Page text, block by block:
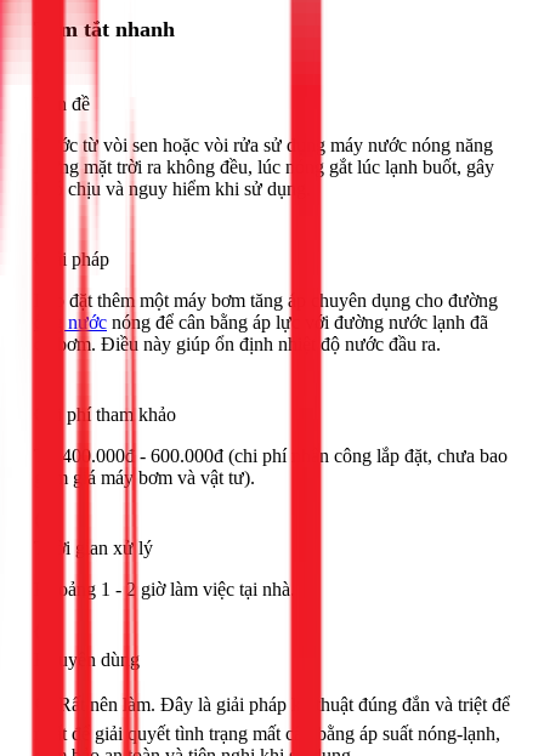
Tóm tắt nhanh
Vấn đề
Nước từ vòi sen hoặc vòi rửa sử dụng máy nước nóng năng
lượng mặt trời ra không đều, lúc nóng gắt lúc lạnh buốt, gây
khó chịu và nguy hiểm khi sử dụng.
Giải pháp
Lắp đặt thêm một máy bơm tăng áp chuyên dụng cho đường
ống nước nóng để cân bằng áp lực với đường nước lạnh đã
có bơm. Điều này giúp ổn định nhiệt độ nước đầu ra.
Chi phí tham khảo
Từ 400.000đ - 600.000đ (chi phí nhân công lắp đặt, chưa bao
gồm giá máy bơm và vật tư).
Thời gian xử lý
Khoảng 1 - 2 giờ làm việc tại nhà.
Khuyên dùng
🟢 Rất nên làm. Đây là giải pháp kỹ thuật đúng đắn và triệt để
nhất để giải quyết tình trạng mất cân bằng áp suất nóng-lạnh,